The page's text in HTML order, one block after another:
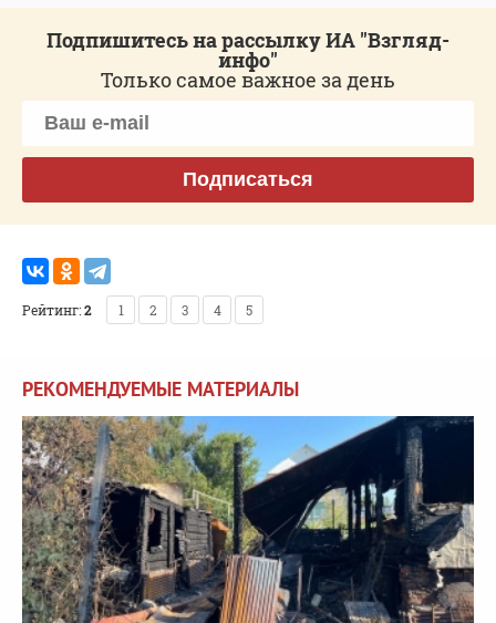
Подпишитесь на рассылку ИА "Взгляд-
инфо"
Только самое важное за день
Подписаться
Рейтинг:2 1 2 3 4 5
РЕКОМЕНДУЕМЫЕ МАТЕРИАЛЫ